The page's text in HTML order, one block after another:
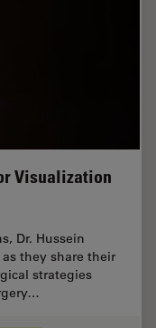
Visualization
Dr. Hussein
they share their
strategies